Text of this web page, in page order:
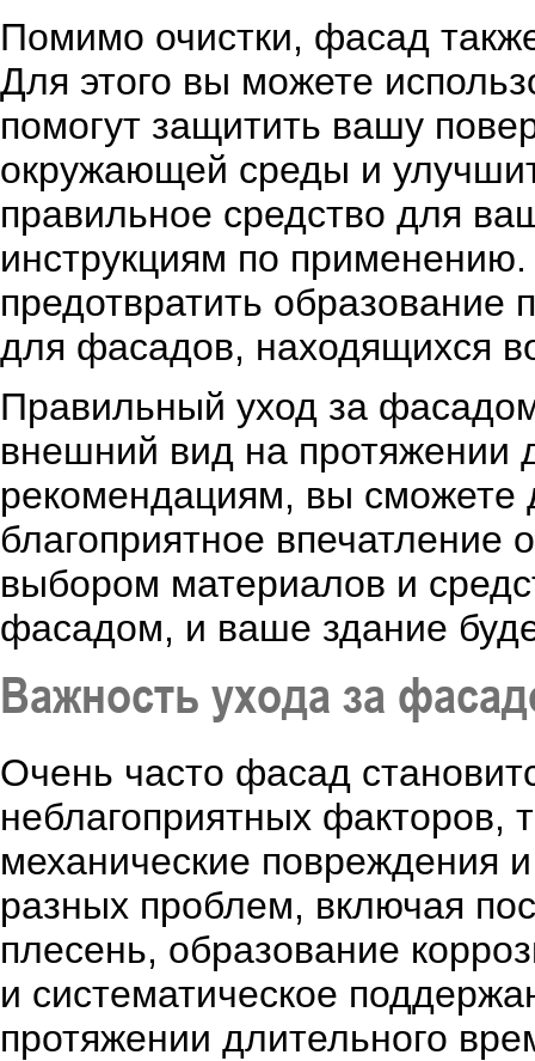
Помимо очистки, фасад
Для этого вы можете
помогут защитить вашу
окружающей среды и
правильное средство для
инструкциям по
предотвратить образование
для фасадов, находящихся
Правильный уход за
внешний вид на протяжении
рекомендациям, вы сможете
благоприятное впечатление
выбором материалов и
фасадом, и ваше здание
Важность ухода за
Очень часто фасад
неблагоприятных факторов,
механические повреждения
разных проблем, включая
плесень, образование
и систематическое
протяжении длительного